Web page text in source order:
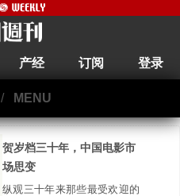
产经 订阅 登录
/ MENU
贺岁档三十年，中国电影市
场思变
纵观三十年来那些最受欢迎的